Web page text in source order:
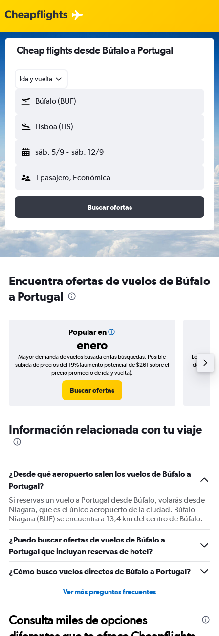
Cheap flights desde Búfalo a Portugal
Ida y vuelta
Búfalo (BUF)
Lisboa (LIS)
sáb. 5/9 - sáb. 12/9
1 pasajero, Económica
Buscar ofertas
Encuentra ofertas de vuelos de Búfalo
a Portugal
Popular en
enero
Mayor demanda de vuelos basada en las búsquedas. Posible
subida de precios del 19% (aumento potencial de $261 sobre el
precio promedio de ida y vuelta).
Buscar ofertas
Los
de
Información relacionada con tu viaje
¿Desde qué aeropuerto salen los vuelos de Búfalo a
Portugal?
Si reservas un vuelo a Portugal desde Búfalo, volarás desde
Niagara, que es el único aeropuerto de la ciudad. Búfalo
Niagara (BUF) se encuentra a 13,4 km del centro de Búfalo.
¿Puedo buscar ofertas de vuelos de Búfalo a
Portugal que incluyan reservas de hotel?
¿Cómo busco vuelos directos de Búfalo a Portugal?
Ver más preguntas frecuentes
Consulta miles de opciones